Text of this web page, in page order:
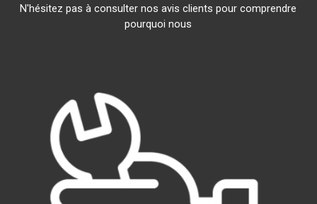
N'hésitez pas à consulter nos avis clients pour comprendre
pourquoi nous